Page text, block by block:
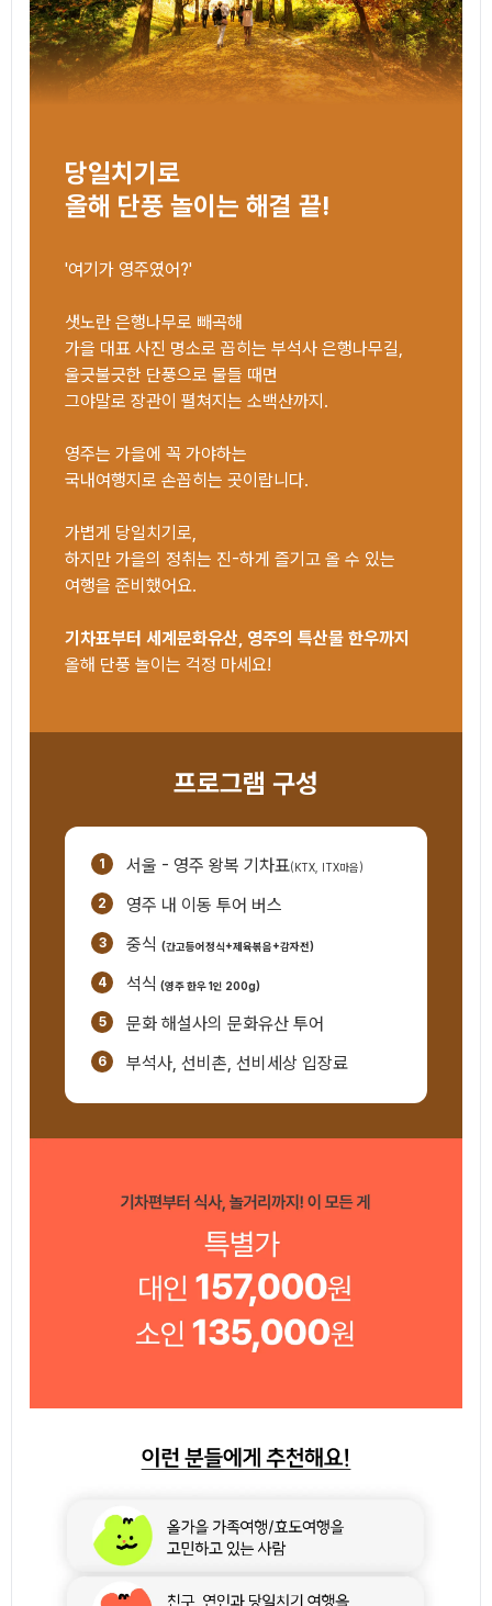
당일치기로
올해 단풍 놀이는 해결 끝!
'여기가 영주였어?'
샛노란 은행나무로 빼곡해
가을 대표 사진 명소로 꼽히는 부석사 은행나무길,
울긋불긋한 단풍으로 물들 때면
그야말로 장관이 펼쳐지는 소백산까지.
영주는 가을에 꼭 가야하는
국내여행지로 손꼽히는 곳이랍니다.
가볍게 당일치기로,
하지만 가을의 정취는 진-하게 즐기고 올 수 있는
여행을 준비했어요.
기차표부터 세계문화유산, 영주의 특산물 한우까지
올해 단풍 놀이는 걱정 마세요!
프로그램 구성
서울 - 영주 왕복 기차표(KTX, ITX마음)
영주 내 이동 투어 버스
중식 (간고등어정식+제육볶음+감자전)
석식 (영주 한우 1인 200g)
문화 해설사의 문화유산 투어
부석사, 선비촌, 선비세상 입장료